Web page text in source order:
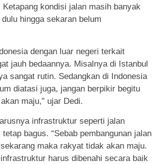
kondisi jalan masih banyak
hingga sekaran belum
dengan luar negeri terkait
jauh bedaannya. Misalnya di Istanbul
sangat rutin. Sedangkan di Indonesia
diatasi juga, jangan berpikir begitu
maju,” ujar Dedi.
infrastruktur seperti jalan
bagus. “Sebab pembangunan jalan
maka rakyat tidak akan maju.
harus dibenahi secara baik